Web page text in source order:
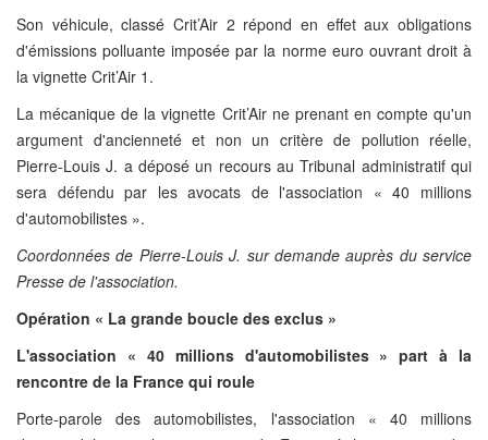
Son véhicule, classé Crit’Air 2 répond en effet aux obligations
d'émissions polluante imposée par la norme euro ouvrant droit à
la vignette Crit’Air 1.
La mécanique de la vignette Crit’Air ne prenant en compte qu'un
argument d'ancienneté et non un critère de pollution réelle,
Pierre-Louis J. a déposé un recours au Tribunal administratif qui
sera défendu par les avocats de l'association « 40 millions
d'automobilistes ».
Coordonnées de Pierre-Louis J. sur demande auprès du service
Presse de l'association.
Opération « La grande boucle des exclus »
L'association « 40 millions d'automobilistes » part à la
rencontre de la France qui roule
Porte-parole des automobilistes, l'association « 40 millions